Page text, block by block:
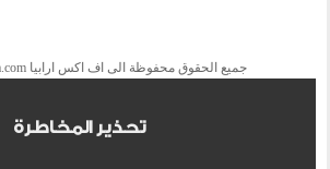
جميع الحقوق محفوظة الى اف اكس ارابيا www.fx-arabia.com
تحذير المخاطرة